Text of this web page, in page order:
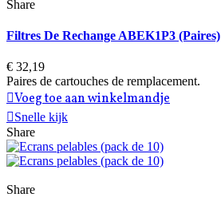
Share
Filtres De Rechange ABEK1P3 (paires)
€ 32,19
Paires de cartouches de remplacement.
Voeg toe aan winkelmandje
Snelle kijk
Share
Share